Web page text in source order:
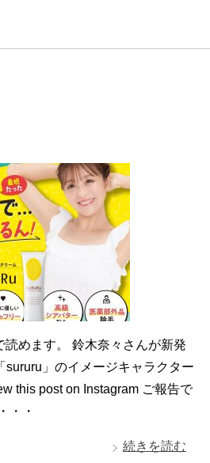
読めます。 鈴木奈々さんが新発
sururu」のイメージキャラクター
this post on Instagram ご報告で
・・
続きを読む